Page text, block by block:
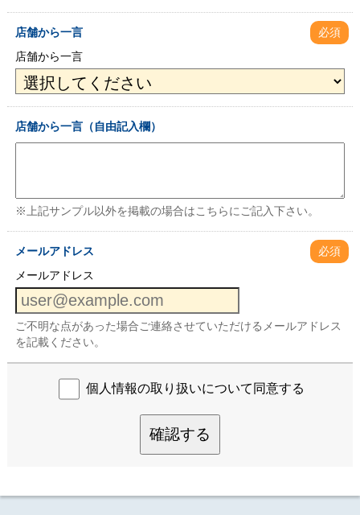
店舗から一言
必須
店舗から一言
店舗から一言（自由記入欄）
※上記サンプル以外を掲載の場合はこちらにご記入下さい。
メールアドレス
必須
メールアドレス
ご不明な点があった場合ご連絡させていただけるメールアドレス
を記載ください。
個人情報の取り扱いについて同意する
確認する